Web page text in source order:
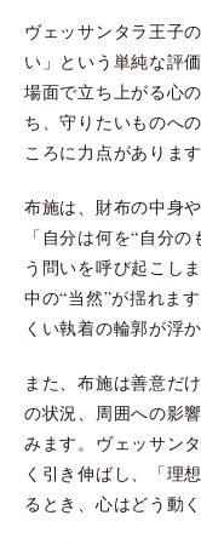
ヴェッサンタラ王子
い」という単純な評
場面で立ち上がる心
ち、守りたいものへ
ころに力点があります
布施は、財布の中身
「自分は何を“自分
う問いを呼び起こし
中の“当然”が揺れま
くい執着の輪郭が浮か
また、布施は善意だ
の状況、周囲への影
みます。ヴェッサン
く引き伸ばし、「理
るとき、心はどう動